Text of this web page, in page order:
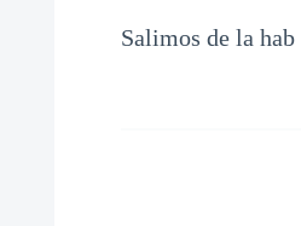
Salimos de la hab